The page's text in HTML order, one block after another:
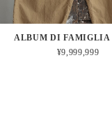
¥9,999,999